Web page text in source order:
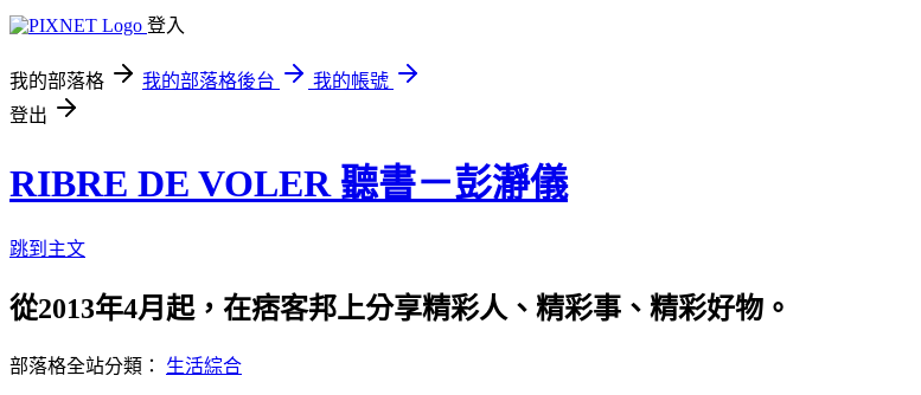
登入
我的部落格 我的部落格後台
我的帳號
登出
RIBRE DE VOLER 聽書－彭瀞儀
跳到主文
從2013年4月起，在痞客邦上分享精彩人、精彩事、精彩好物。
部落格全站分類： 生活綜合